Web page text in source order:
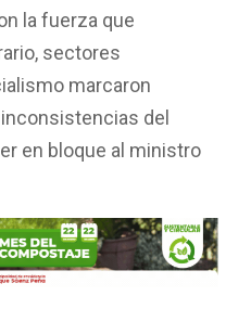
la fuerza que
sectores
marcaron
del
en bloque al ministro